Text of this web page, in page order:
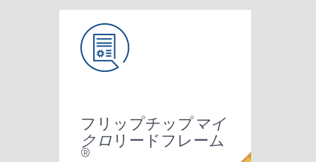
フリップチップマイ
クロ リードフレーム
®